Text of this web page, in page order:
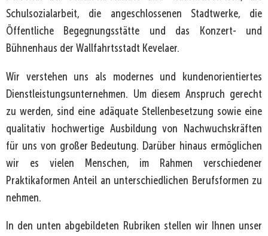
Schulsozialarbeit, die angeschlossenen Stadtwerke, die
Öffentliche Begegnungsstätte und das Konzert- und
Bühnenhaus der Wallfahrtsstadt Kevelaer.
Wir verstehen uns als modernes und kundenorientiertes
Dienstleistungsunternehmen. Um diesem Anspruch gerecht
zu werden, sind eine adäquate Stellenbesetzung sowie eine
qualitativ hochwertige Ausbildung von Nachwuchskräften
für uns von großer Bedeutung. Darüber hinaus ermöglichen
wir es vielen Menschen, im Rahmen verschiedener
Praktikaformen Anteil an unterschiedlichen Berufsformen zu
nehmen.
In den unten abgebildeten Rubriken stellen wir Ihnen unser